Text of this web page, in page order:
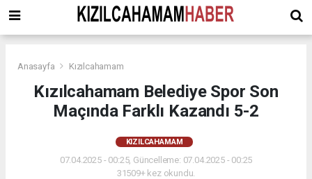
Anasayfa Kızılcahamam
Kızılcahamam Belediye Spor Son
Maçında Farklı Kazandı 5-2
KIZILCAHAMAM
07.04.2025 - 00:25, Güncelleme: 07.04.2025 - 00:25
31509+ kez okundu.